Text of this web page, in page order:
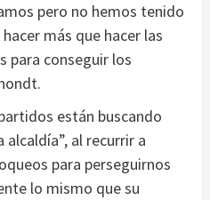
pero no hemos tenido
más que hacer las
para conseguir los
están buscando
alcaldía”, al recurrir a
para perseguirnos
lo mismo que su